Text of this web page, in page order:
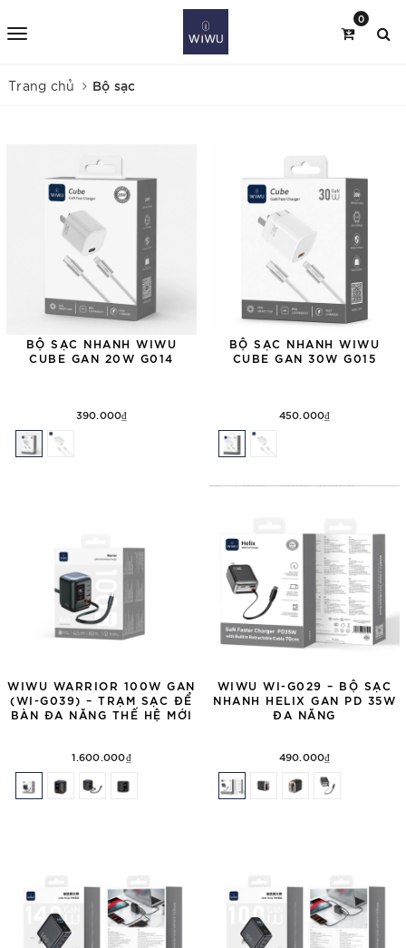
0
Trang chủ Bộ sạc
BỘ SẠC NHANH WIWU
CUBE GAN 20W G014
390.000₫
BỘ SẠC NHANH WIWU
CUBE GAN 30W G015
450.000₫
WIWU WARRIOR 100W GAN
(WI-G039) – TRẠM SẠC ĐỂ
BÀN ĐA NĂNG THẾ HỆ MỚI
1.600.000₫
WIWU WI-G029 – BỘ SẠC
NHANH HELIX GAN PD 35W
ĐA NĂNG
490.000₫